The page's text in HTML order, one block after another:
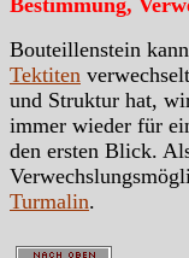
Bouteillenstein
Tektiten
und Struktur hat,
immer wieder für
den ersten Blick.
Turmalin.